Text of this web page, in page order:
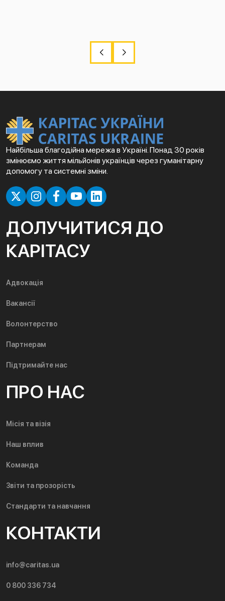
Найбільша благодійна мережа в Україні. Понад 30 років
змінюємо життя мільйонів українців через гуманітарну
допомогу та системні зміни.
ДОЛУЧИТИСЯ ДО
КАРІТАСУ
Адвокація
Вакансії
Волонтерство
Партнерам
Підтримайте нас
ПРО НАС
Місія та візія
Наш вплив
Команда
Звіти та прозорість
Стандарти та навчання
КОНТАКТИ
info@caritas.ua
0 800 336 734